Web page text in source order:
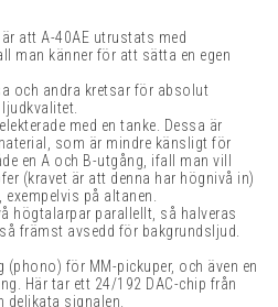
att A-40AE utrustats med
man känner för att sätta en egen
och andra kretsar för absolut
med en tanke. Dessa är
som är mindre känsligt för
en A och B-utgång, ifall man vill
(kravet är att denna har högnivå in)
på altanen.
högtalarpar parallellt, så halveras
främst avsedd för bakgrundsljud.
(phono) för MM-pickuper, och även en
Här tar ett 24/192 DAC-chip från
delikata signalen.